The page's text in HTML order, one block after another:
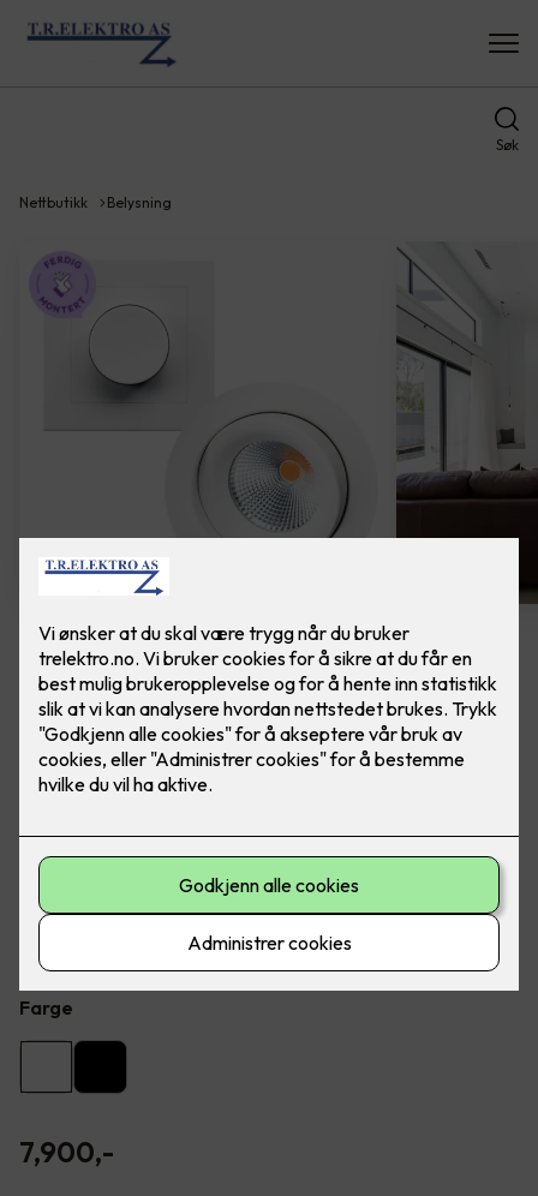
Søk
Nettbutikk Belysning
8 stk hvite LED downlights
rehab inkl. LED dimmer
Ferdig montert - Junistar ECO 2700 m/ LED
Flott LED downlight med 42 graders spredning og 30
graders vipp i to retninger til innendørs bruke, inkl. LED
dimmer. Inkludert montering.
Farge
7,900,-